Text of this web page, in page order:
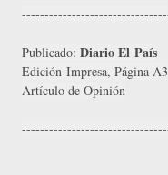
Publicado: Diario El País
Edición Impresa, Página
Artículo de Opinión